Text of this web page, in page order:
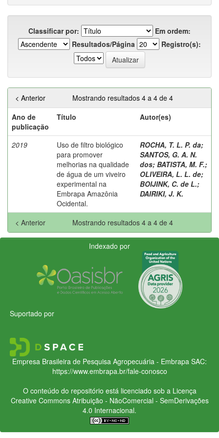
Classificar por:
Em ordem:
Resultados/Página
Registro(s):
Mostrando resultados 4 a 4 de 4
< Anterior
Ano de
publicação
Título Autor(es)
2019
Uso de filtro biológico
para promover
melhorias na qualidade
de água de um viveiro
experimental na
Embrapa Amazônia
Ocidental.
ROCHA, T. L. P. da;
SANTOS, G. A. N.
dos; BATISTA, M. F.;
OLIVEIRA, L. L. de;
BOIJINK, C. de L.;
DAIRIKI, J. K.
Mostrando resultados 4 a 4 de 4
< Anterior
Indexado por
Suportado por
Empresa Brasileira de Pesquisa Agropecuária - Embrapa SAC:
https://www.embrapa.br/fale-conosco
O conteúdo do repositório está licenciado sob a Licença
Creative CommonsAtribuição - NãoComercial - SemDerivações
4.0 Internacional.